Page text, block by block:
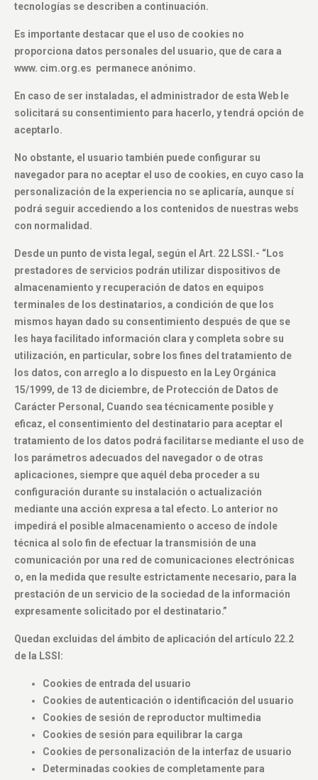
tecnologías se describen a continuación.
Es importante destacar que el uso de cookies no
proporciona datos personales del usuario, que de cara a
www. cim.org.es permanece anónimo.
En caso de ser instaladas, el administrador de esta Web le
solicitará su consentimiento para hacerlo, y tendrá opción de
aceptarlo.
No obstante, el usuario también puede configurar su
navegador para no aceptar el uso de cookies, en cuyo caso la
personalización de la experiencia no se aplicaría, aunque sí
podrá seguir accediendo a los contenidos de nuestras webs
con normalidad.
Desde un punto de vista legal, según el Art. 22 LSSI.- “Los
prestadores de servicios podrán utilizar dispositivos de
almacenamiento y recuperación de datos en equipos
terminales de los destinatarios, a condición de que los
mismos hayan dado su consentimiento después de que se
les haya facilitado información clara y completa sobre su
utilización, en particular, sobre los fines del tratamiento de
los datos, con arreglo a lo dispuesto en la Ley Orgánica
15/1999, de 13 de diciembre, de Protección de Datos de
Carácter Personal, Cuando sea técnicamente posible y
eficaz, el consentimiento del destinatario para aceptar el
tratamiento de los datos podrá facilitarse mediante el uso de
los parámetros adecuados del navegador o de otras
aplicaciones, siempre que aquél deba proceder a su
configuración durante su instalación o actualización
mediante una acción expresa a tal efecto. Lo anterior no
impedirá el posible almacenamiento o acceso de índole
técnica al solo fin de efectuar la transmisión de una
comunicación por una red de comunicaciones electrónicas
o, en la medida que resulte estrictamente necesario, para la
prestación de un servicio de la sociedad de la información
expresamente solicitado por el destinatario.”
Quedan excluidas del ámbito de aplicación del artículo 22.2
de la LSSI:
Cookies de entrada del usuario
Cookies de autenticación o identificación del usuario
Cookies de sesión de reproductor multimedia
Cookies de sesión para equilibrar la carga
Cookies de personalización de la interfaz de usuario
Determinadas cookies de completamente para